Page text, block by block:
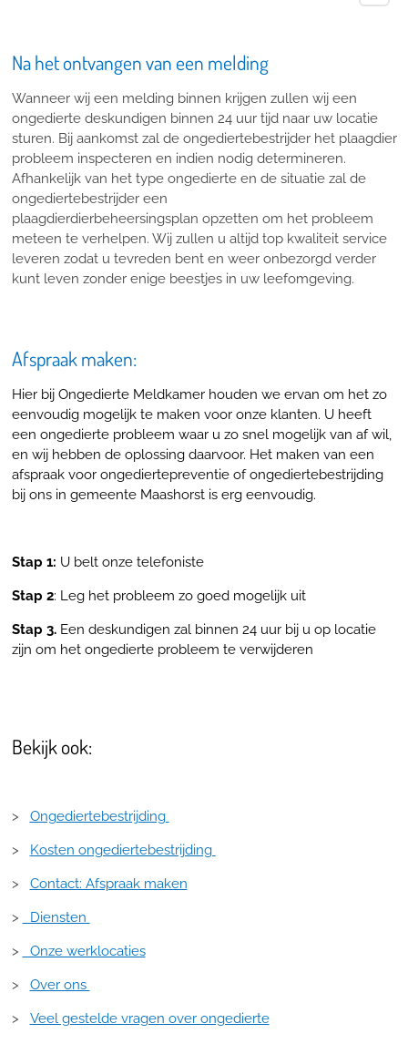
Na het ontvangen van een melding
Wanneer wij een melding binnen krijgen zullen wij een
ongedierte deskundigen binnen 24 uur tijd naar uw locatie
sturen. Bij aankomst zal de ongediertebestrijder het plaagdier
probleem inspecteren en indien nodig determineren.
Afhankelijk van het type ongedierte en de situatie zal de
ongediertebestrijder een
plaagdierdierbeheersingsplan opzetten om het probleem
meteen te verhelpen. Wij zullen u altijd top kwaliteit service
leveren zodat u tevreden bent en weer onbezorgd verder
kunt leven zonder enige beestjes in uw leefomgeving.
Afspraak maken:
Hier bij Ongedierte Meldkamer houden we ervan om het zo
eenvoudig mogelijk te maken voor onze klanten. U heeft
een ongedierte probleem waar u zo snel mogelijk van af wil,
en wij hebben de oplossing daarvoor. Het maken van een
afspraak voor ongediertepreventie of ongediertebestrijding
bij ons in gemeente Maashorst is erg eenvoudig.
Stap 1: U belt onze telefoniste
Stap 2: Leg het probleem zo goed mogelijk uit
Stap 3.Een deskundigen zal binnen 24 uur bij u op locatie
zijn om het ongedierte probleem te verwijderen
Bekijk ook:
> Ongediertebestrijding
> Kosten ongediertebestrijding
> Contact: Afspraak maken
> Diensten
> Onze werklocaties
> Over ons
> Veel gestelde vragen over ongedierte